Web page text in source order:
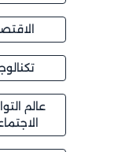
عالم